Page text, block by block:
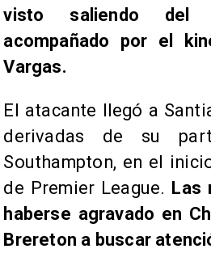
visto saliendo del
acompañado por el
Vargas.
El atacante llegó a
derivadas de su
Southampton, en el
de Premier League. Las
haberse agravado en
Brereton a buscar